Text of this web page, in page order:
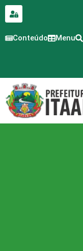
conteúdo
Conteúdo Menu